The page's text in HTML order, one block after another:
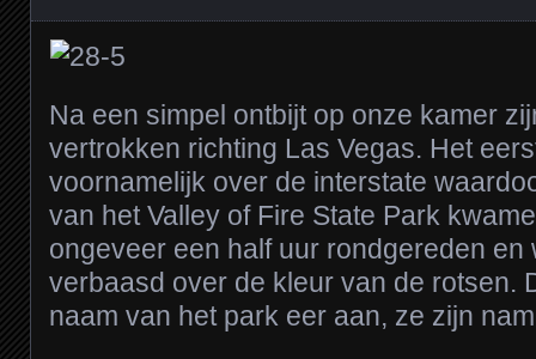
Na een simpel ontbijt op onze kamer
vertrokken richting Las Vegas. Het
voornamelijk over de interstate
van het Valley of Fire State Park
ongeveer een half uur rondgereden en
verbaasd over de kleur van de rotsen.
naam van het park eer aan, ze zijn